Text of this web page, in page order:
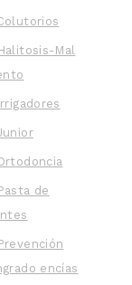
Mal
de
encías